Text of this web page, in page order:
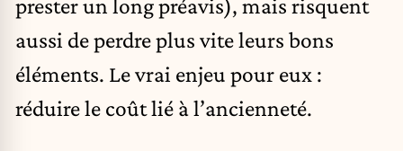
prester un long préavis), mais risquent
aussi de perdre plus vite leurs bons
éléments. Le vrai enjeu pour eux :
réduire le coût lié à l’ancienneté.